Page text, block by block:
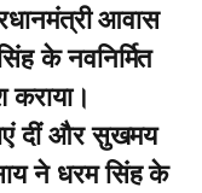
आवास
के नवनिर्मित
दीं और सुखमय
ने धरम सिंह के